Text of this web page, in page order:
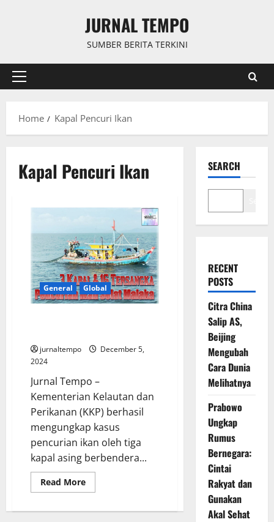
JURNAL TEMPO
SUMBER BERITA TERKINI
Primary
Home
Kapal Pencuri Ikan
Kapal Pencuri Ikan
General Global
jurnaltempo
December 5,
2024
Jurnal Tempo –
Kementerian Kelautan dan
Perikanan (KKP) berhasil
mengungkap kasus
pencurian ikan oleh tiga
kapal asing berbendera...
Read MoreRead
more
SEARCH
RECENT
POSTS
Citra China
Salip AS,
Beijing
Mengubah
Cara Dunia
Melihatnya
Prabowo
Ungkap
Rumus
Bernegara:
Cintai
Rakyat dan
Gunakan
Akal Sehat